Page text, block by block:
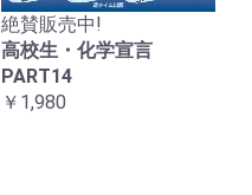
絶賛販売中!
高校生・化学宣言
PART14
￥1,980